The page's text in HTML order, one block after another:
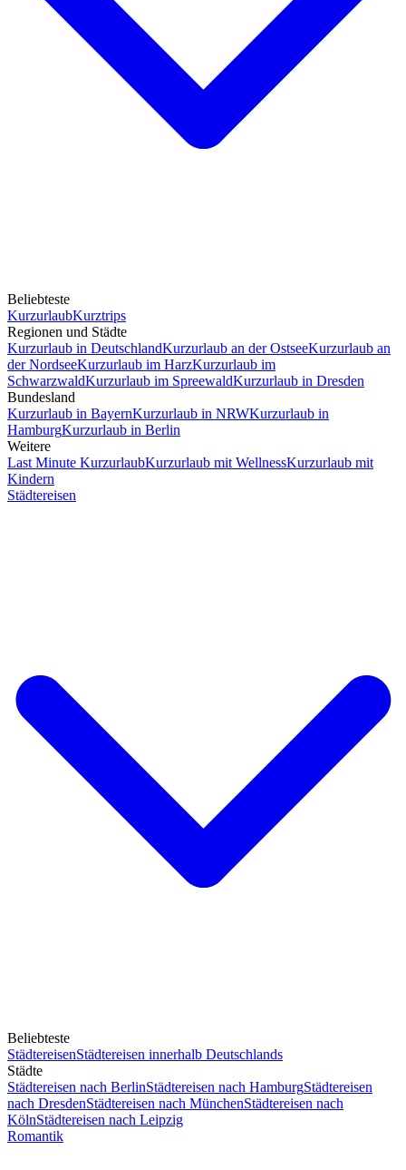
Beliebteste
KurzurlaubKurztrips
Regionen und Städte
Kurzurlaub in DeutschlandKurzurlaub an der OstseeKurzurlaub an
der NordseeKurzurlaub im HarzKurzurlaub im
SchwarzwaldKurzurlaub im SpreewaldKurzurlaub in Dresden
Bundesland
Kurzurlaub in BayernKurzurlaub in NRWKurzurlaub in
HamburgKurzurlaub in Berlin
Weitere
Last Minute KurzurlaubKurzurlaub mit WellnessKurzurlaub mit
Kindern
Städtereisen
Beliebteste
StädtereisenStädtereisen innerhalb Deutschlands
Städte
Städtereisen nach BerlinStädtereisen nach HamburgStädtereisen
nach DresdenStädtereisen nach MünchenStädtereisen nach
KölnStädtereisen nach Leipzig
Romantik